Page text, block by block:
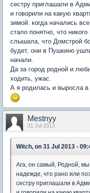
сестру приглашали в
и говорили на какую
зимой. когда начались
стало понятно, что
слышала, что Домстрой
будет, они в Пушкино
начали.
Да за город родной и
ходить, ужас.
А я родилась и выросла в
Mestnyy
31 Jul 2013
Witch, on 31 Jul 2013 -
Ага, он самый, Родной, мы
надежде, что рано или
сестру приглашали в